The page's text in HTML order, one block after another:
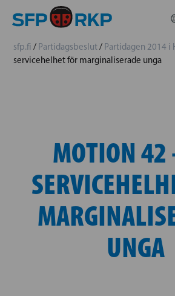
sfp.fi / Partidagsbeslut/ Partidagen 2014 i
servicehelhet för marginaliserade unga
MOTION 42
UNGA